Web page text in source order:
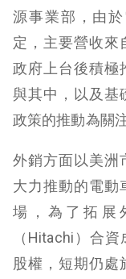
源事業部，由
定，主要營收來
政府上台後積極
與其中，以及基
政策的推動為關
外銷方面以美洲
大力推動的電動
場，為了拓展
（Hitachi）合
股權，短期仍處